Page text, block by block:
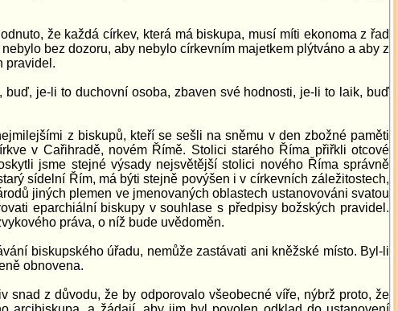
že každá církev, která má biskupa, musí míti ekonoma z řad
bez dozoru, aby nebylo církevním majetkem plýtváno a aby z
pravidel.
je-li to duchovní osoba, zbaven své hodnosti, je-li to laik, buď
z biskupů, kteří se sešli na sněmu v den zbožné paměti
v Cařihradě, novém Římě. Stolici starého Říma přiřkli otcové
jsme stejné výsady nejsvětější stolici nového Říma správně
sídelní Řím, má býti stejně povýšen i v církevních záležitostech,
jiných plemen ve jmenovaných oblastech ustanovováni svatou
eparchiální biskupy v souhlase s předpisy božských pravidel.
práva, o níž bude uvědoměn.
biskupského úřadu, nemůže zastávati ani kněžské místo. Byl-li
obnovena.
z důvodu, že by odporovalo všeobecné víře, nýbrž proto, že